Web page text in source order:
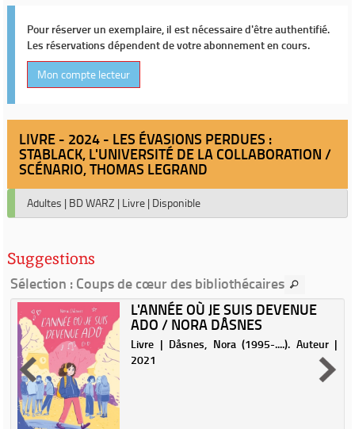
Pour réserver un exemplaire, il est nécessaire d'être authentifié.
Les réservations dépendent de votre abonnement en cours.
Mon compte lecteur
LIVRE - 2024 - LES ÉVASIONS PERDUES :
STABLACK, L'UNIVERSITÉ DE LA COLLABORATION /
SCÉNARIO, THOMAS LEGRAND
Adultes | BD WARZ | Livre | Disponible
Suggestions
Sélection : Coups de cœur des bibliothécaires
L'ANNÉE OÙ JE SUIS DEVENUE
ADO / NORA DÅSNES
Livre | Dåsnes, Nora (1995-....). Auteur |
2021